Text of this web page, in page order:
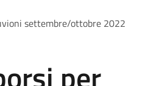
settembre/ottobre 2022